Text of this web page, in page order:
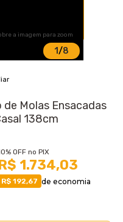
1/8
a imagem para zoom
Molas Ensacadas
138cm
OFF no PIX
1.734,03
R$ 192,67 de economia